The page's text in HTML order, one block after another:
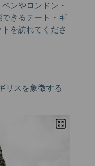
ンやロンドン・
きるテート・ギ
を訪れてくださ
リスを象徴する